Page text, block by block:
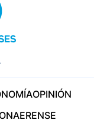
OPINIÓN